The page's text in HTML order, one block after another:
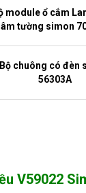
module ổ cắm
âm tường simon
Bộ chuông có đèn
56303A
1p 10A,
6kA SMB65-
V59022